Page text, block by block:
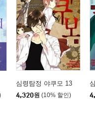
심령탐정 야쿠모 13
4,320원 (10% 할인)